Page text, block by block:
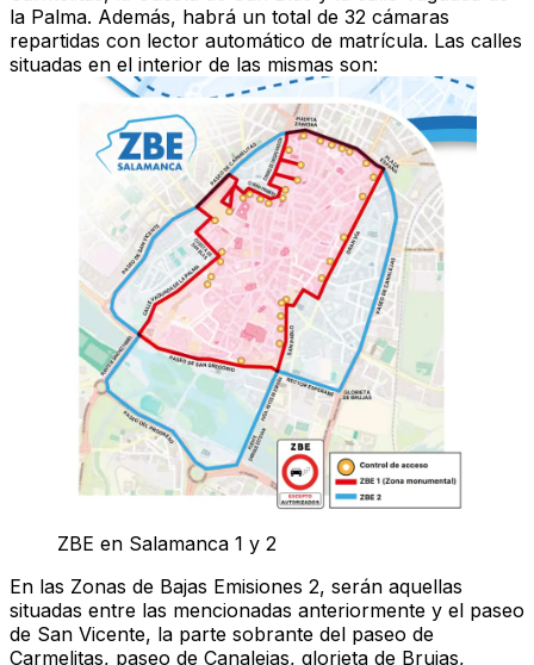
la Palma. Además, habrá un total de 32 cámaras
repartidas con lector automático de matrícula. Las calles
situadas en el interior de las mismas son:
ZBE en Salamanca 1 y 2
En las Zonas de Bajas Emisiones 2, serán aquellas
situadas entre las mencionadas anteriormente y el paseo
de San Vicente, la parte sobrante del paseo de
Carmelitas, paseo de Canalejas, glorieta de Brujas,